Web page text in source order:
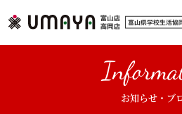
お知らせ・ブ